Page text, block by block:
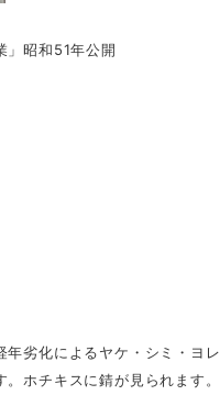
」昭和51年公開
年劣化によるヤケ・シミ・ヨレ
ホチキスに錆が見られます。